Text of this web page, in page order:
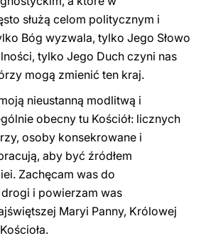
służą celom politycznym i
Bóg wyzwala, tylko Jego Słowo
tylko Jego Duch czyni nas
mogą zmienić ten kraj.
nieustanną modlitwą i
obecny tu Kościół: licznych
osoby konsekrowane i
aby być źródłem
Zachęcam was do
i powierzam was
Maryi Panny, Królowej